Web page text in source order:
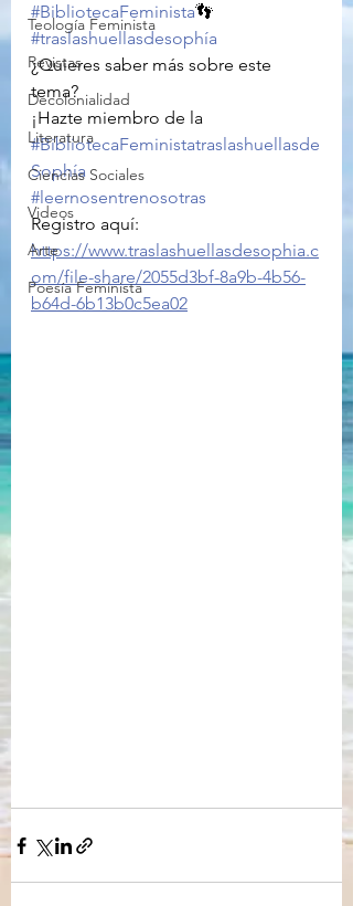
Teología Feminista
Revistas
Decolonialidad
Literatura
Ciencias Sociales
Videos
Arte
Poesía Feminista
#BibliotecaFeminista👣
#traslashuellasdesophía
¿Quieres saber más sobre este
tema?
¡Hazte miembro de la
#BibliotecaFeministatraslashuellasde
Sophía
#leernosentrenosotras
Registro aquí:
https://www.traslashuellasdesophia.c
om/file-share/2055d3bf-8a9b-4b56-
b64d-6b13b0c5ea02